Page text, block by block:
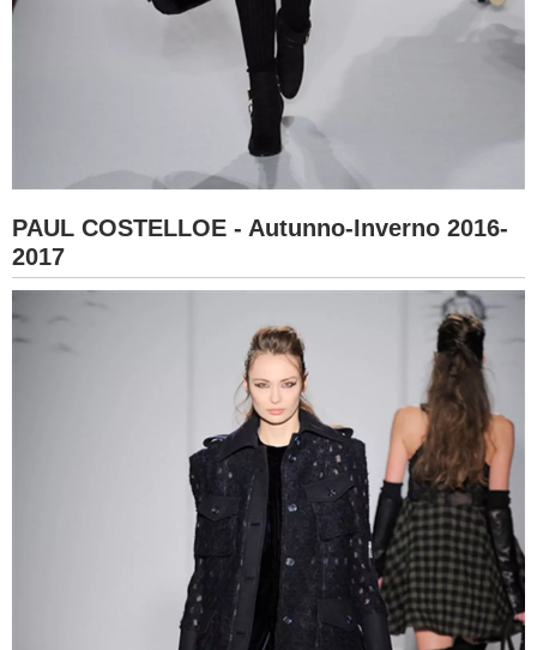
PAUL COSTELLOE - Autunno-Inverno 2016-
2017